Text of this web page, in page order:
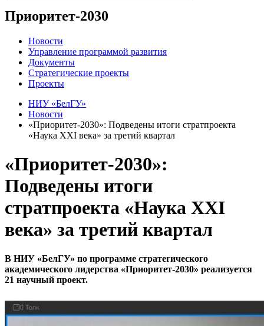
Приоритет-2030
Новости
Управление программой развития
Документы
Стратегические проекты
Проекты
НИУ «БелГУ»
Новости
«Приоритет-2030»: Подведены итоги стратпроекта
«Наука XXI века» за третий квартал
«Приоритет-2030»:
Подведены итоги
стратпроекта «Наука XXI
века» за третий квартал
В НИУ «БелГУ» по программе стратегического
академического лидерства «Приоритет-2030» реализуется
21 научный проект.